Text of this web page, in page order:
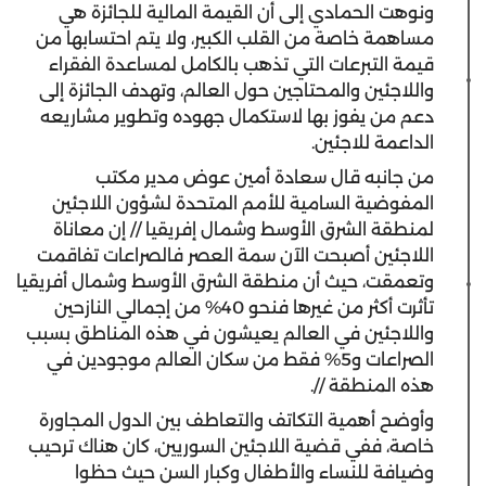
ونوهت الحمادي إلى أن القيمة المالية للجائزة هي
مساهمة خاصة من القلب الكبير، ولا يتم احتسابها من
قيمة التبرعات التي تذهب بالكامل لمساعدة الفقراء
واللاجئين والمحتاجين حول العالم، وتهدف الجائزة إلى
دعم من يفوز بها لاستكمال جهوده وتطوير مشاريعه
الداعمة للاجئين.
من جانبه قال سعادة أمين عوض مدير مكتب
المفوضية السامية للأمم المتحدة لشؤون اللاجئين
لمنطقة الشرق الأوسط وشمال إفريقيا // إن معاناة
اللاجئين أصبحت الآن سمة العصر فالصراعات تفاقمت
وتعمقت، حيث أن منطقة الشرق الأوسط وشمال أفريقيا
تأثرت أكثر من غيرها فنحو 40% من إجمالي النازحين
واللاجئين في العالم يعيشون في هذه المناطق بسبب
الصراعات و5% فقط من سكان العالم موجودين في
هذه المنطقة //.
وأوضح أهمية التكاتف والتعاطف بين الدول المجاورة
خاصة، ففي قضية اللاجئين السوريين، كان هناك ترحيب
وضيافة للنساء والأطفال وكبار السن حيث حظوا